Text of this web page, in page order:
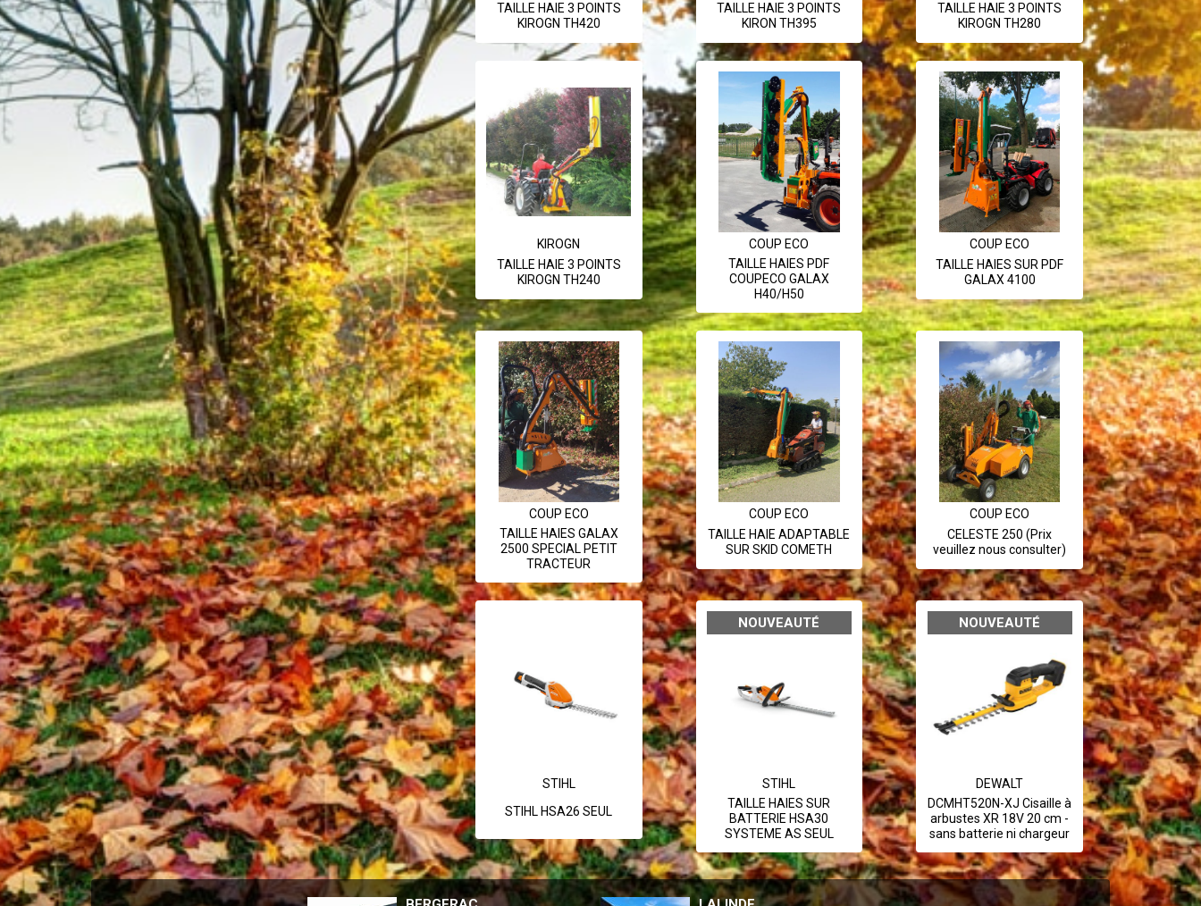
TAILLE HAIE 3 POINTS
KIROGN TH420
TAILLE HAIE 3 POINTS
KIRON TH395
TAILLE HAIE 3 POINTS
KIROGN TH280
KIROGN
TAILLE HAIE 3 POINTS
KIROGN TH240
COUP ECO
TAILLE HAIES PDF
COUPECO GALAX
H40/H50
COUP ECO
TAILLE HAIES SUR PDF
GALAX 4100
COUP ECO
TAILLE HAIES GALAX
2500 SPECIAL PETIT
TRACTEUR
COUP ECO
TAILLE HAIE ADAPTABLE
SUR SKID COMETH
COUP ECO
CELESTE 250 (Prix
veuillez nous consulter)
STIHL
STIHL HSA26 SEUL
NOUVEAUTÉ
STIHL
TAILLE HAIES SUR
BATTERIE HSA30
SYSTEME AS SEUL
NOUVEAUTÉ
DEWALT
DCMHT520N-XJ Cisaille à
arbustes XR 18V 20 cm -
sans batterie ni chargeur